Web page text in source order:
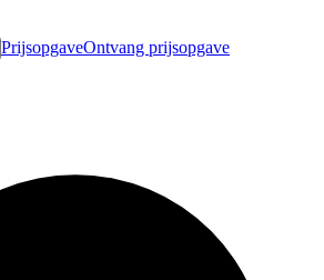
PrijsopgaveOntvang prijsopgave